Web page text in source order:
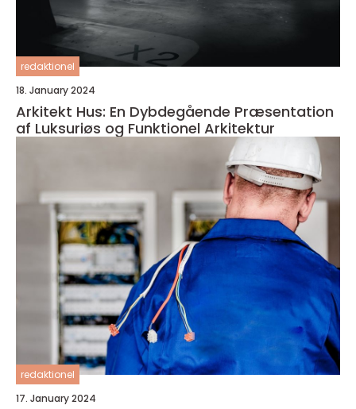
redaktionel
18. January 2024
Arkitekt Hus: En Dybdegående Præsentation
af Luksuriøs og Funktionel Arkitektur
redaktionel
17. January 2024